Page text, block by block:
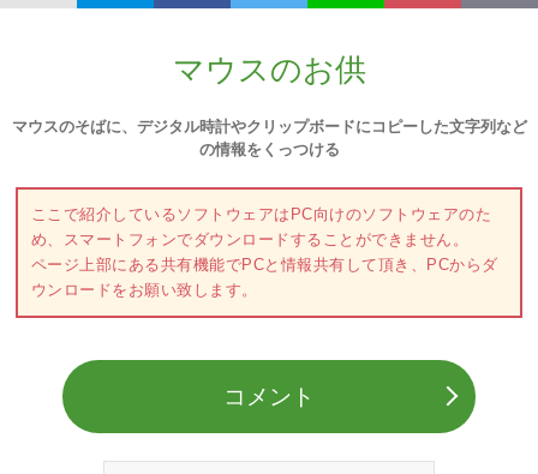
マウスのお供
マウスのそばに、デジタル時計やクリップボードにコピーした文字列など
の情報をくっつける
ここで紹介しているソフトウェアはPC向けのソフトウェアのた
め、スマートフォンでダウンロードすることができません。
ページ上部にある共有機能でPCと情報共有して頂き、PCからダ
ウンロードをお願い致します。
コメント